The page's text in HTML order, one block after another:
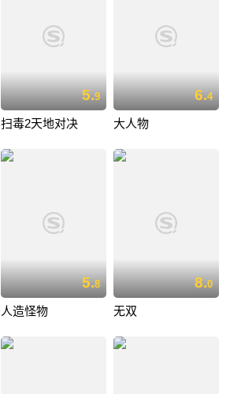
5.9
扫毒2天地对决
6.4
大人物
5.8
人造怪物
8.0
无双